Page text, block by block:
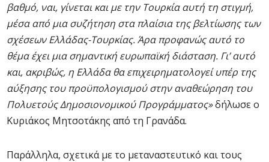
βαθμό, ναι, γίνεται και με την Τουρκία αυτή τη στιγμή,
μέσα από μια συζήτηση στα πλαίσια της βελτίωσης των
σχέσεων Ελλάδας-Τουρκίας. Άρα προφανώς αυτό το
θέμα έχει μια σημαντική ευρωπαϊκή διάσταση. Γι’ αυτό
και, ακριβώς, η Ελλάδα θα επιχειρηματολογεί υπέρ της
αύξησης του προϋπολογισμού στην αναθεώρηση του
Πολυετούς Δημοσιονομικού Προγράμματος»δήλωσε ο
Κυριάκος Μητσοτάκης από τη Γρανάδα.
Παράλληλα, σχετικά με το μεταναστευτικό και τους